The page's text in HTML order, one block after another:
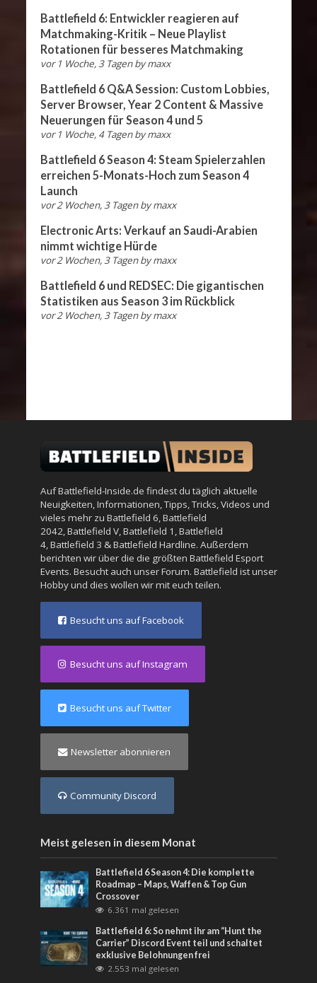
Battlefield 6: Entwickler reagieren auf
Matchmaking-Kritik – Neue Playlist
Rotationen für besseres Matchmaking
vor 1 Woche, 3 Tagen bymaxx
Battlefield 6 Q&A Session: Custom Lobbies,
Server Browser, Year 2 Content & Massive
Neuerungen für Season 4 und 5
vor 1 Woche, 4 Tagen bymaxx
Battlefield 6 Season 4: Steam Spielerzahlen
erreichen 5-Monats-Hoch zum Season 4
Launch
vor 2 Wochen, 3 Tagen bymaxx
Electronic Arts: Verkauf an Saudi-Arabien
nimmt wichtige Hürde
vor 2 Wochen, 3 Tagen bymaxx
Battlefield 6 und REDSEC: Die gigantischen
Statistiken aus Season 3 im Rückblick
vor 2 Wochen, 3 Tagen bymaxx
Auf Battlefield-Inside.de findest du täglich aktuelle
Neuigkeiten, Informationen, Tipps, Tricks, Videos und
vieles mehr zu Battlefield 6,Battlefield
2042,Battlefield V,Battlefield 1 ,Battlefield
4,Battlefield 3 &Battlefield Hardline. Außerdem
berichten wir über die die größten Battlefield Esport
Events. Besucht auch unserForum. Battlefield ist unser
Hobby und dies wollen wir mit euch teilen.
Besucht uns auf Facebook
Besucht uns auf Instagram
Besucht uns auf Twitter
Newsletter abonnieren
Community Discord
Meist gelesen in diesem Monat
Battlefield 6 Season 4: Die komplette
Roadmap – Maps, Waffen & Top Gun
Crossover
6.361 mal gelesen
Battlefield 6: So nehmt ihr am “Hunt the
Carrier” Discord Event teil und schaltet
exklusive Belohnungen frei
2.553 mal gelesen